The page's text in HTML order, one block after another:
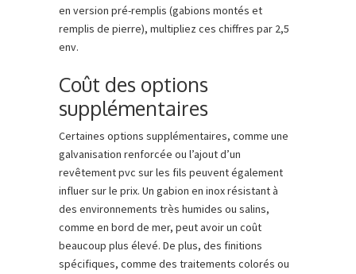
en version pré-remplis (gabions montés et
remplis de pierre), multipliez ces chiffres par 2,5
env.
Coût des options
supplémentaires
Certaines options supplémentaires, comme une
galvanisation renforcée ou l’ajout d’un
revêtement pvc sur les fils peuvent également
influer sur le prix. Un gabion en inox résistant à
des environnements très humides ou salins,
comme en bord de mer, peut avoir un coût
beaucoup plus élevé. De plus, des finitions
spécifiques, comme des traitements colorés ou